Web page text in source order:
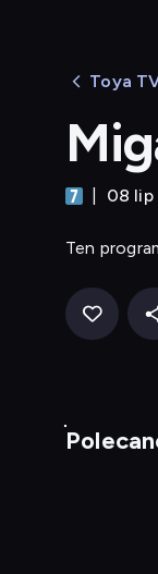
Toya
08 lip
Ten